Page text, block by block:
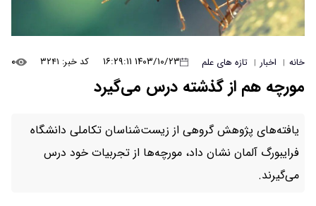
خانه | اخبار | تازه های علم ۱۴۰۳/۱۰/۲۳ ۱۶:۲۹:۱۱ کد خبر: ۳۲۴۱ ۰
مورچه هم از گذشته درس می‌گیرد
یافته‌های پژوهش گروهی از زیست‌شناسان تکاملی دانشگاه
فرایبورگ آلمان نشان داد، مورچه‌ها از تجربیات خود درس
می‌گیرند.